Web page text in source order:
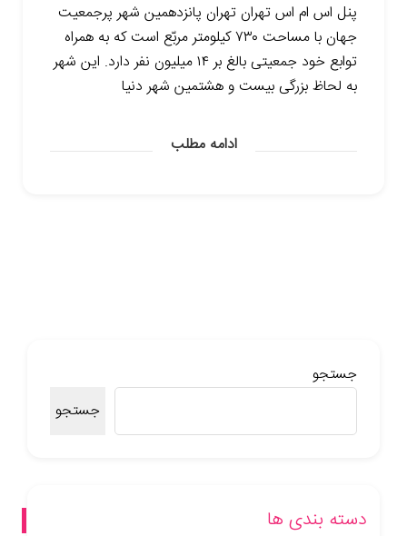
پنل اس ام اس تهران تهران پانزدهمین شهر پرجمعیت
جهان با مساحت ۷۳۰ کیلومتر مربّع است که به همراه
توابع خود جمعیتی بالغ بر ۱۴ میلیون نفر دارد. این شهر
به لحاظ بزرگی بیست و هشتمین شهر دنیا
ادامه مطلب
جستجو
جستجو
دسته بندی ها